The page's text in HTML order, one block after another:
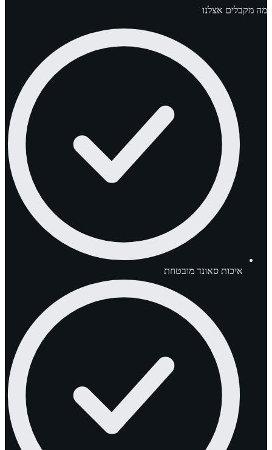
מה מקבלים אצלנו
איכות סאונד מובטחת